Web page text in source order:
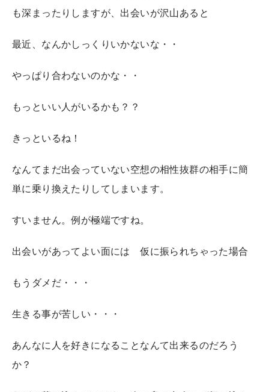
も深まったりしますが、出会いが沢山あると
最近、なんかしっくりいかないな・・
やっぱり合わないのかな・・
もっといい人がいるかも？？
きっといるね！
なんてまだ出会っていない空想の相性抜群の相手に簡
単に乗り換えたりしてしまいます。
すいません。例が極端ですね。
出会いがあってよい面には 仮に振られちゃった場合
もうダメだ・・・
生きる事が苦しい・・・
あんなに人を好きになることなんて出来るのだろう
か？